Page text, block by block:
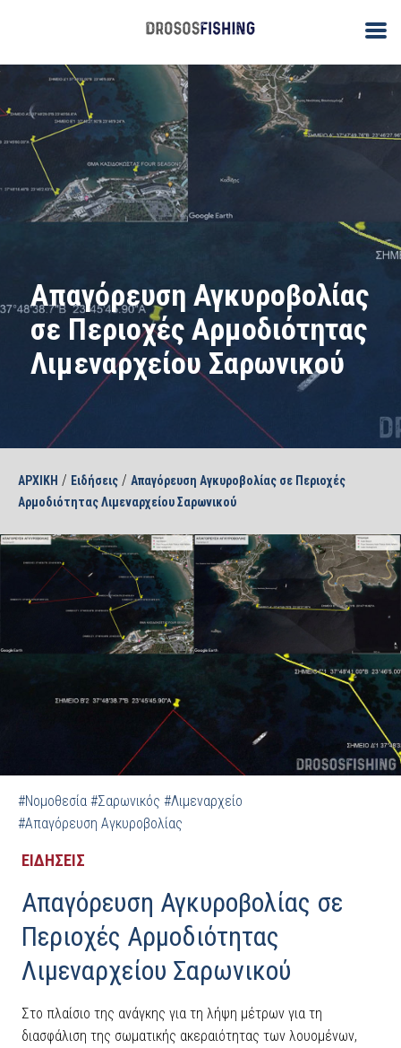
Απαγόρευση Αγκυροβολίας
σε Περιοχές Αρμοδιότητας
Λιμεναρχείου Σαρωνικού
ΑΡΧΙΚΗ / Ειδήσεις / Απαγόρευση Αγκυροβολίας σε Περιοχές
Αρμοδιότητας Λιμεναρχείου Σαρωνικού
#Νομοθεσία #Σαρωνικός #Λιμεναρχείο
#Απαγόρευση Αγκυροβολίας
ΕΙΔΗΣΕΙΣ
Απαγόρευση Αγκυροβολίας σε
Περιοχές Αρμοδιότητας
Λιμεναρχείου Σαρωνικού
Στο πλαίσιο της ανάγκης για τη λήψη μέτρων για τη
διασφάλιση της σωματικής ακεραιότητας των λουομένων,